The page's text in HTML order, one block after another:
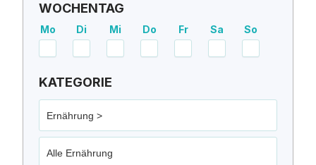
WOCHENTAG
Mo Di Mi Do Fr Sa So
KATEGORIE
Ernährung >
Alle Ernährung